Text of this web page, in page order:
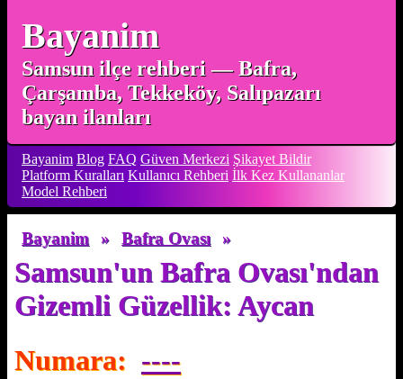
Bayanim
Samsun ilçe rehberi — Bafra,
Çarşamba, Tekkeköy, Salıpazarı
bayan ilanları
Bayanim Blog FAQ Güven Merkezi Şikayet Bildir
Platform Kuralları Kullanıcı Rehberi İlk Kez Kullananlar
Model Rehberi
Bayanim » Bafra Ovası »
Samsun'un Bafra Ovası'ndan
Gizemli Güzellik: Aycan
Numara: ----